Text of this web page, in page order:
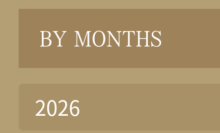
BY MONTHS
2026